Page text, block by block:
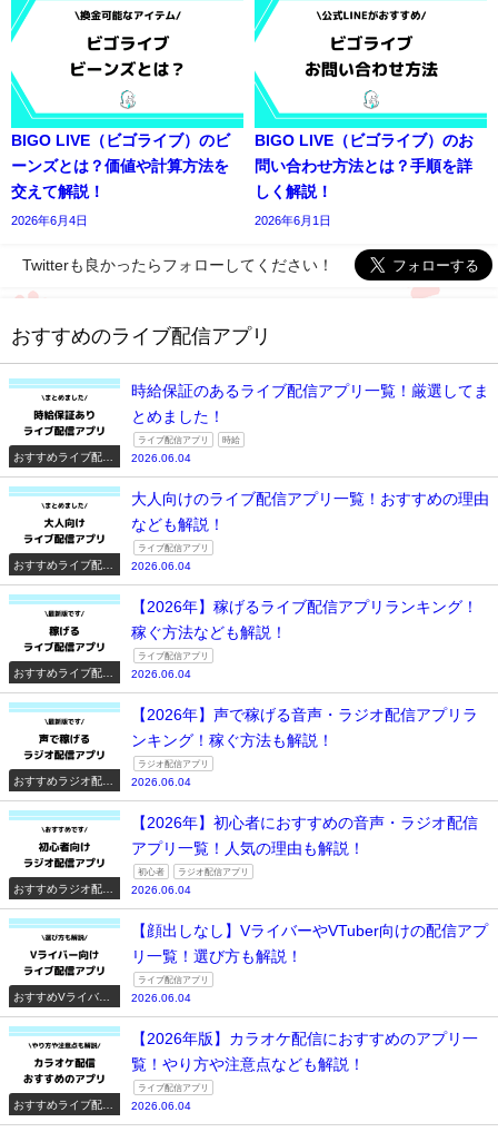
BIGO LIVE（ビゴライブ）のビ
ーンズとは？価値や計算方法を
交えて解説！
2026年6月4日
BIGO LIVE（ビゴライブ）のお
問い合わせ方法とは？手順を詳
しく解説！
2026年6月1日
Twitterも良かったらフォローしてください！
おすすめのライブ配信アプリ
おすすめライブ配信
アプリ一覧
時給保証のあるライブ配信アプリ一覧！厳選してま
とめました！
ライブ配信アプリ 時給
2026.06.04
おすすめライブ配信
アプリ一覧
大人向けのライブ配信アプリ一覧！おすすめの理由
なども解説！
ライブ配信アプリ
2026.06.04
おすすめライブ配信
アプリ一覧
【2026年】稼げるライブ配信アプリランキング！
稼ぐ方法なども解説！
ライブ配信アプリ
2026.06.04
おすすめラジオ配信
アプリ一覧
【2026年】声で稼げる音声・ラジオ配信アプリラ
ンキング！稼ぐ方法も解説！
ラジオ配信アプリ
2026.06.04
おすすめラジオ配信
アプリ一覧
【2026年】初心者におすすめの音声・ラジオ配信
アプリ一覧！人気の理由も解説！
初心者 ラジオ配信アプリ
2026.06.04
おすすめVライバー
系配信アプリ一覧
【顔出しなし】VライバーやVTuber向けの配信アプ
リ一覧！選び方も解説！
ライブ配信アプリ
2026.06.04
おすすめライブ配信
アプリ一覧
【2026年版】カラオケ配信におすすめのアプリ一
覧！やり方や注意点なども解説！
ライブ配信アプリ
2026.06.04